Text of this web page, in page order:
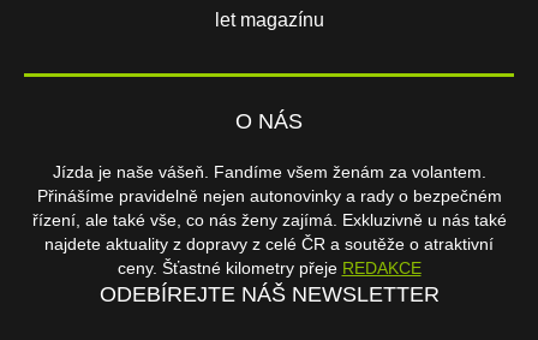
let magazínu
O NÁS
Jízda je naše vášeň. Fandíme všem ženám za volantem.
Přinášíme pravidelně nejen autonovinky a rady o bezpečném
řízení, ale také vše, co nás ženy zajímá. Exkluzivně u nás také
najdete aktuality z dopravy z celé ČR a soutěže o atraktivní
ceny. Šťastné kilometry přeje REDAKCE
ODEBÍREJTE NÁŠ NEWSLETTER